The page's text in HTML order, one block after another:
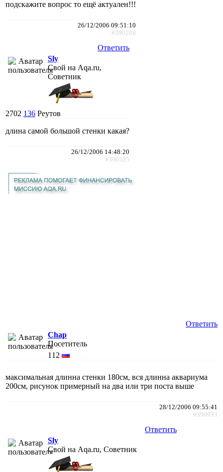
подскажите вопрос то ещё актуален!!!
26/12/2006 09:51:10
#390208
Ответить
Sly
Свой на Aqa.ru,
Советник
2702 136 Реутов
длина самой большой стенки какая?
26/12/2006 14:48:20
#390325
Ответить
Chap
Посетитель
112
максимальная длинна стенки 180см, вся длинна аквариума
200см, рисунок примерный на два или три поста выше
28/12/2006 09:55:41
#390933
Ответить
Sly
Свой на Aqa.ru, Советник